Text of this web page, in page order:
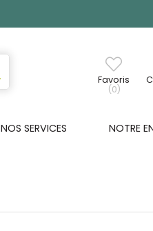
Favoris
(0)
NOS SERVICES NOTRE